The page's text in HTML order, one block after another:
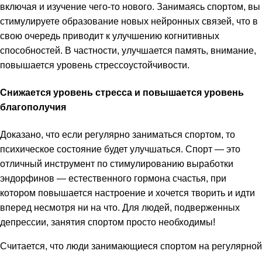
включая и изучение чего-то нового. Занимаясь спортом, вы
стимулируете образование новых нейронных связей, что в
свою очередь приводит к улучшению когнитивных
способностей. В частности, улучшается память, внимание,
повышается уровень стрессоустойчивости.
Снижается уровень стресса и повышается уровень
благополучия
Доказано, что если регулярно заниматься спортом, то
психическое состояние будет улучшаться. Спорт — это
отличный инструмент по стимулированию выработки
эндорфинов — естественного гормона счастья, при
котором повышается настроение и хочется творить и идти
вперед несмотря ни на что. Для людей, подверженных
депрессии, занятия спортом просто необходимы!
Считается, что люди занимающиеся спортом на регулярной